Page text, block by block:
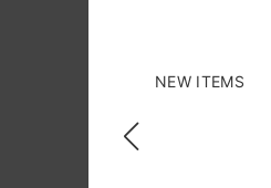
NEW ITEMS